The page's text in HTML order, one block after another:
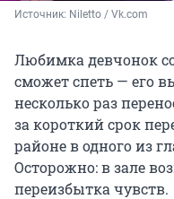
Источник: Niletto / Vk.com
Любимка девчонок
сможет спеть — его
несколько раз
за короткий срок
районе в одного из
Осторожно: в зале
переизбытка чувств.